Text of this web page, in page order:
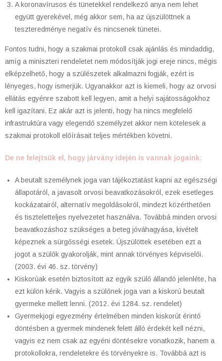
A koronavírusos és tünetekkel rendelkező anya nem lehet
együtt gyerekével, még akkor sem, ha az újszülöttnek a
teszteredménye negatív és nincsenek tünetei.
Fontos tudni, hogy a szakmai protokoll csak ajánlás és mindaddig,
amíg a miniszteri rendeletet nem módosítják jogi ereje nincs, mégis
elképzelhető, hogy a szülészetek alkalmazni fogják, ezért is
lényeges, hogy ismerjük. Ugyanakkor azt is kiemeli, hogy az orvosi
ellátás egyénre szabott kell legyen, amit a helyi sajátosságokhoz
kell igazítani. Ez akár azt is jelenti, hogy ha nincs megfelelő
infrastruktúra vagy elegendő személyzet akkor nem kötelesek a
szakmai protokoll előírásait teljes mértékben követni.
De ne felejtsük el, hogy járvány idején is vannak jogaink:
A beutalt személynek joga van tájékoztatást kapni az egészségi
állapotáról, a javasolt orvosi beavatkozásokról, ezek esetleges
kockázatairól, alternatív megoldásokról, mindezt közérthetően
és tiszteletteljes nyelvezetet használva. Továbbá minden orvosi
beavatkozáshoz szükséges a beteg jóváhagyása, kivételt
képeznek a sürgősségi esetek. Újszülöttek esetében ezt a
jogot a szülők gyakorolják, mint annak törvényes képviselői.
(2003. évi 46. sz. törvény)
Kiskorúak esetén biztosított az egyik szülő állandó jelenléte, ha
ezt külön kérik. Vagyis a szülőnek joga van a kiskorú beutalt
gyermeke mellett lenni. (2012. évi 1284. sz. rendelet)
Gyermekjogi egyezmény értelmében minden kiskorút érintő
döntésben a gyermek mindenek felett álló érdekét kell nézni,
vagyis ez nem csak az egyéni döntésekre vonatkozik, hanem a
protokollokra, rendeletekre és törvényekre is. Továbbá azt is